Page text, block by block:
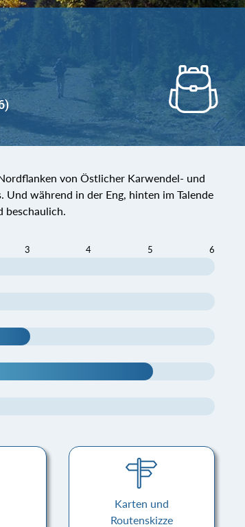
von Östlicher Karwendel- und
Und während in der Eng, hinten im Talende
beschaulich.
3 4 5 6
Karten und
Routenskizze